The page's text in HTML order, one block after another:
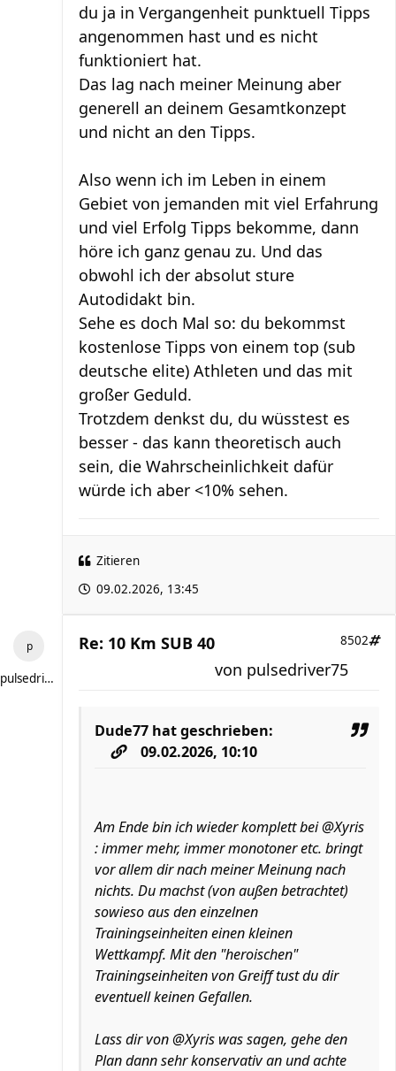
du ja in Vergangenheit punktuell Tipps
angenommen hast und es nicht
funktioniert hat.
Das lag nach meiner Meinung aber
generell an deinem Gesamtkonzept
und nicht an den Tipps.
Also wenn ich im Leben in einem
Gebiet von jemanden mit viel Erfahrung
und viel Erfolg Tipps bekomme, dann
höre ich ganz genau zu. Und das
obwohl ich der absolut sture
Autodidakt bin.
Sehe es doch Mal so: du bekommst
kostenlose Tipps von einem top (sub
deutsche elite) Athleten und das mit
großer Geduld.
Trotzdem denkst du, du wüsstest es
besser - das kann theoretisch auch
sein, die Wahrscheinlichkeit dafür
würde ich aber <10% sehen.
Zitieren
09.02.2026, 13:45
pulsedriver75
Re: 10 Km SUB 40 8502
von pulsedriver75
Dude77 hat geschrieben:
09.02.2026, 10:10
Am Ende bin ich wieder komplett bei @Xyris
: immer mehr, immer monotoner etc. bringt
vor allem dir nach meiner Meinung nach
nichts. Du machst (von außen betrachtet)
sowieso aus den einzelnen
Trainingseinheiten einen kleinen
Wettkampf. Mit den "heroischen"
Trainingseinheiten von Greiff tust du dir
eventuell keinen Gefallen.
Lass dir von @Xyris was sagen, gehe den
Plan dann sehr konservativ an und achte